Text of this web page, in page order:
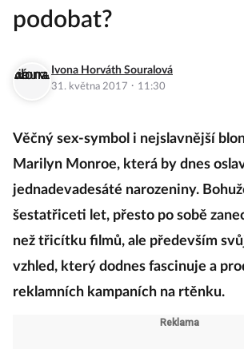
podobat?
Ivona Horváth Souralová
31. května 2017 · 11:30
Věčný sex-symbol i nejslavnější
Marilyn Monroe, která by dnes
jednadevadesáté narozeniny.
šestatřiceti let, přesto po sobě
než třicítku filmů, ale především
vzhled, který dodnes fascinuje a
reklamních kampaních na rtěnku.